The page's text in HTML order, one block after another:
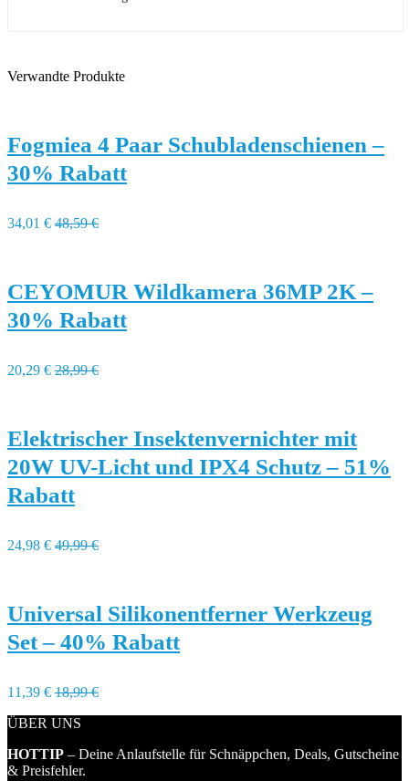
Verwandte Produkte
Fogmiea 4 Paar Schubladenschienen –
30% Rabatt
34,01 € 48,59 €
CEYOMUR Wildkamera 36MP 2K –
30% Rabatt
20,29 € 28,99 €
Elektrischer Insektenvernichter mit
20W UV-Licht und IPX4 Schutz – 51%
Rabatt
24,98 € 49,99 €
Universal Silikonentferner Werkzeug
Set – 40% Rabatt
11,39 € 18,99 €
ÜBER UNS
HOTTIP – Deine Anlaufstelle für Schnäppchen, Deals, Gutscheine
& Preisfehler.